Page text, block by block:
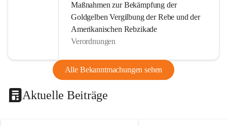
Maßnahmen zur Bekämpfung der
Goldgelben Vergilbung der Rebe und der
Amerikanischen Rebzikade
Verordnungen
Alle Bekanntmachungen sehen
Aktuelle Beiträge